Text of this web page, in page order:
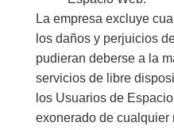
La empresa excluye
los daños y perjuicios
pudieran deberse a la
servicios de libre
los Usuarios de
exonerado de cualquier